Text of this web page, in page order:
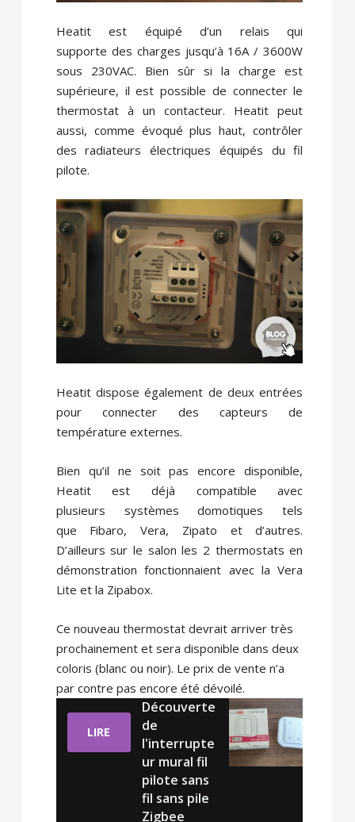
Heatit est équipé d’un relais qui
supporte des charges jusqu’à 16A / 3600W
sous 230VAC. Bien sûr si la charge est
supérieure, il est possible de connecter le
thermostat à un contacteur. Heatit peut
aussi, comme évoqué plus haut, contrôler
des radiateurs électriques équipés du fil
pilote.
Heatit dispose également de deux entrées
pour connecter des capteurs de
température externes.
Bien qu’il ne soit pas encore disponible,
Heatit est déjà compatible avec
plusieurs systèmes domotiques tels
que Fibaro, Vera, Zipato et d’autres.
D’ailleurs sur le salon les 2 thermostats en
démonstration fonctionnaient avec la Vera
Lite et la Zipabox.
Ce nouveau thermostat devrait arriver très
prochainement et sera disponible dans deux
coloris (blanc ou noir). Le prix de vente n’a
par contre pas encore été dévoilé.
LIRE
Découverte
de
l'interrupte
ur mural fil
pilote sans
fil sans pile
Zigbee